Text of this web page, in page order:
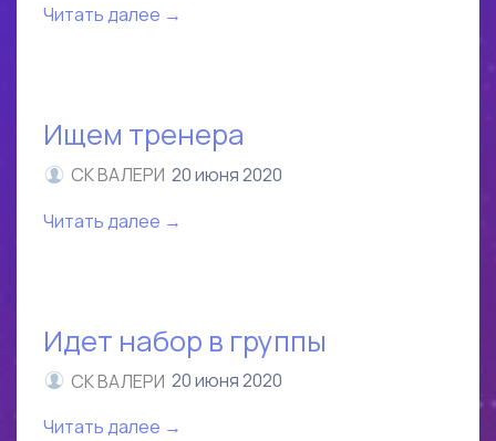
Читать далее →
Ищем тренера
СК ВАЛЕРИ 20 июня 2020
Читать далее →
Идет набор в группы
СК ВАЛЕРИ 20 июня 2020
Читать далее →